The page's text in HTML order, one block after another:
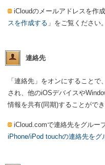
iCloudのメールアドレスを作
スを作成する 」をご覧ください。
連絡先
「連絡先」をオンにすること
され、他のiOSデバイスや
情報を共有(同期)することができ
iCloud.comで連絡先をグルー
iPhone/iPod touchの連絡先をグ